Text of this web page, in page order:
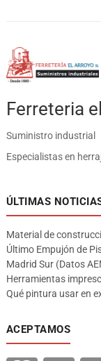
Ferreteria
Suministro industrial
Especialistas en
ÚLTIMAS
Material de
Último Empujón de
Madrid Sur (Datos
Herramientas
Qué pintura usar en
ACEPTAMOS